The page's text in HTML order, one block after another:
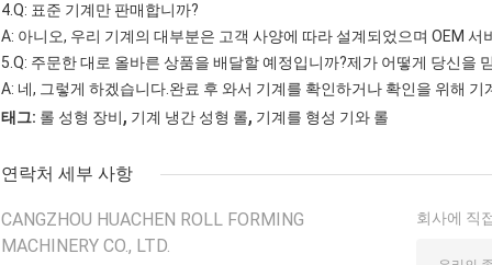
4.Q: 표준 기계만 판매합니까?
A: 아니오, 우리 기계의 대부분은 고객 사양에 따라 설계되었으며 OEM 서
5.Q: 주문한 대로 올바른 상품을 배달할 예정입니까?제가 어떻게 당신을
A: 네, 그렇게 하겠습니다.완료 후 와서 기계를 확인하거나 확인을 위해
태그: 롤 성형 장비, 기계 냉간 성형 롤, 기계를 형성 기와 롤
연락처 세부 사항
CANGZHOU HUACHEN ROLL FORMING
MACHINERY CO., LTD.
회사에 직